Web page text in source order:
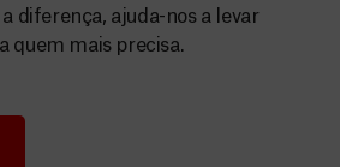
diferença, ajuda-nos a levar
quem mais precisa.